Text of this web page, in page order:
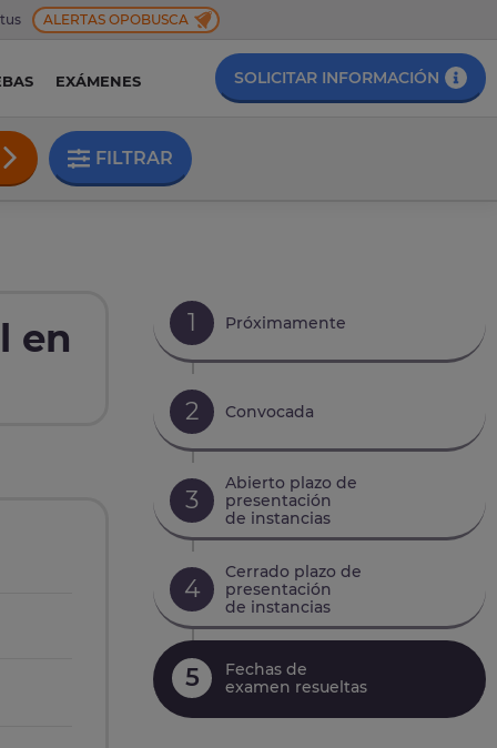
ALERTAS OPOBUSCA
EXÁMENES SOLICITAR INFORMACIÓN
FILTRAR
en
1 Próximamente
2 Convocada
3
Abierto plazo de
presentación
de instancias
4
Cerrado plazo de
presentación
de instancias
5
Fechas de
examen resueltas